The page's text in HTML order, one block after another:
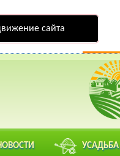
сайта
УСАДЬБА